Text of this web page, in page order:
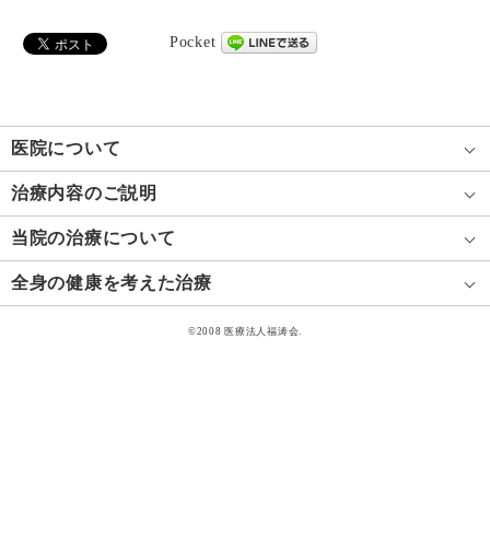
Pocket
医院について
治療内容のご説明
当院の治療について
全身の健康を考えた治療
©2008 医療法人福涛会.